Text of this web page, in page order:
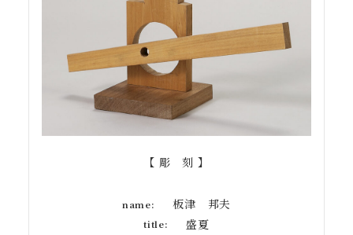
【 彫 刻 】
name: 板津 邦夫
title: 盛夏